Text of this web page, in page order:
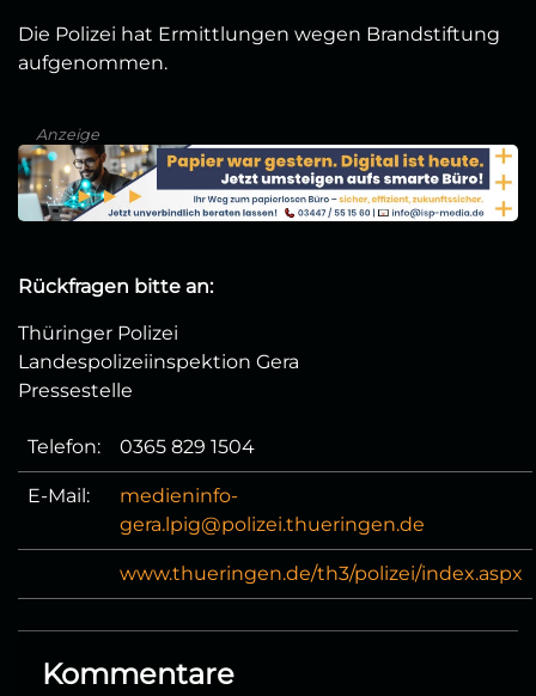
Die Polizei hat Ermittlungen wegen Brandstiftung
aufgenommen.
Anzeige
Rückfragen bitte an:
Thüringer Polizei
Landespolizeiinspektion Gera
Pressestelle
Telefon: 0365 829 1504
E-Mail:
medieninfo-
gera.lpig@polizei.thueringen.de
www.thueringen.de/th3/polizei/index.aspx
Kommentare